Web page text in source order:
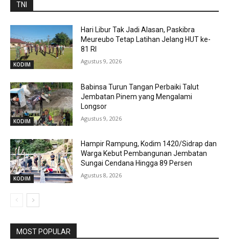
TNI
KODIM
Hari Libur Tak Jadi Alasan, Paskibra
Meureubo Tetap Latihan Jelang HUT ke-
81 RI
Agustus 9, 2026
KODIM
Babinsa Turun Tangan Perbaiki Talut
Jembatan Pinem yang Mengalami
Longsor
Agustus 9, 2026
KODIM
Hampir Rampung, Kodim 1420/Sidrap dan
Warga Kebut Pembangunan Jembatan
Sungai Cendana Hingga 89 Persen
Agustus 8, 2026
MOST POPULAR